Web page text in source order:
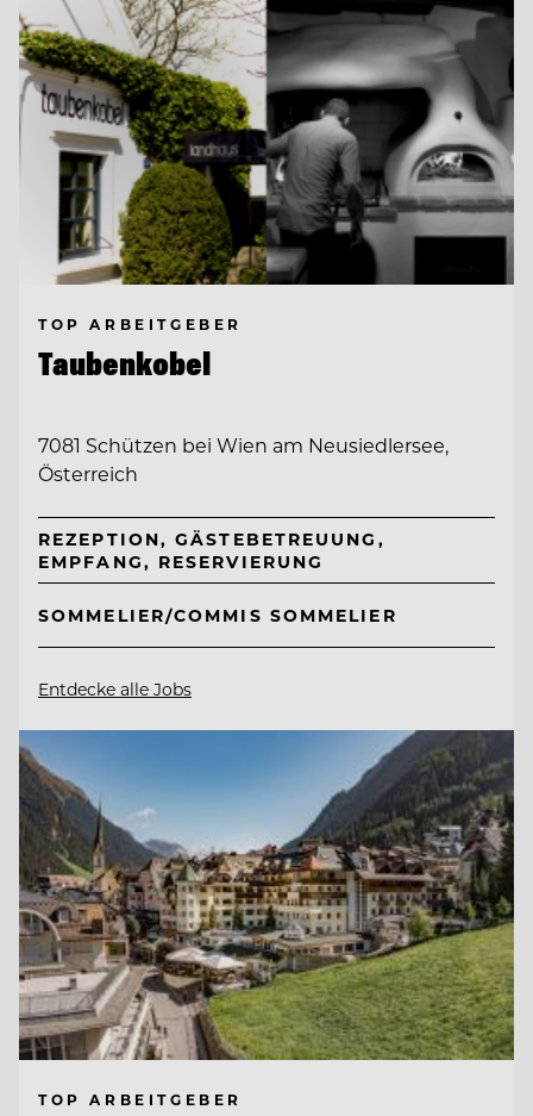
TOP ARBEITGEBER
Taubenkobel
7081 Schützen bei Wien am Neusiedlersee,
Österreich
REZEPTION, GÄSTEBETREUUNG,
EMPFANG, RESERVIERUNG
SOMMELIER/COMMIS SOMMELIER
Entdecke alle Jobs
TOP ARBEITGEBER